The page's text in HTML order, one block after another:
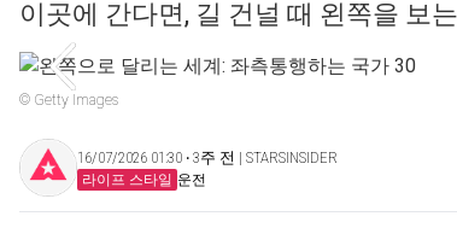
이곳에 간다면, 길 건널 때 왼쪽을 보
© Getty Images
16/07/2026 01:30 ‧ 3주 전 | STARSINSIDER
라이프 스타일 운전